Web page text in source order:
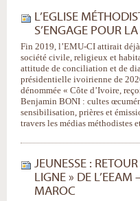
L’EGLISE
S’ENGAGE POUR
Fin 2019, l’EMU-CI attirait
société civile, religieux et
attitude de conciliation et de
présidentielle ivoirienne de
dénommée « Côte d’Ivoire,
Benjamin BONI : cultes
sensibilisation, prières et
travers les médias méthodistes
JEUNESSE :
LIGNE » DE L’EEAM
MAROC